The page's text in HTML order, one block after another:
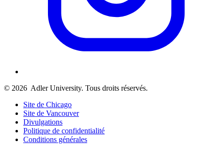
© 2026 Adler University. Tous droits réservés.
Site de Chicago
Site de Vancouver
Divulgations
Politique de confidentialité
Conditions générales